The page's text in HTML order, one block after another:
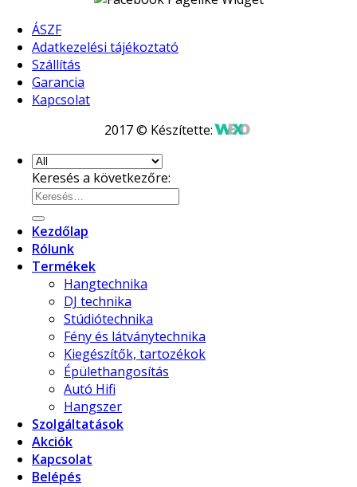
ÁSZF
Adatkezelési tájékoztató
Szállítás
Garancia
Kapcsolat
2017 © Készítette:
Keresés a következőre:
Kezdőlap
Rólunk
Termékek
Hangtechnika
DJ technika
Stúdiótechnika
Fény és látványtechnika
Kiegészítők, tartozékok
Épülethangosítás
Autó Hifi
Hangszer
Szolgáltatások
Akciók
Kapcsolat
Belépés